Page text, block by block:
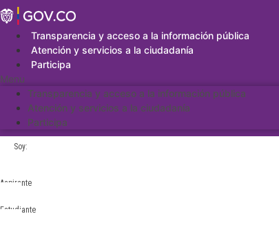
Saltar
al
contenidoTransparencia y acceso a la información pública
Atención y servicios a la ciudadanía
Participa
Menu
Transparencia y acceso a la información pública
Atención y servicios a la ciudadanía
Participa
Soy:
Aspirante
Estudiante